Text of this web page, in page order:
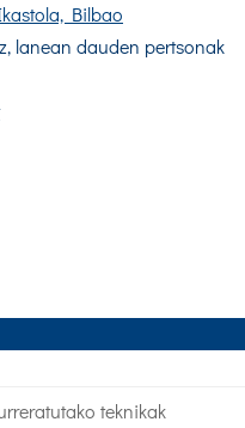
Bilbao
lanean dauden pertsonak
teknikak